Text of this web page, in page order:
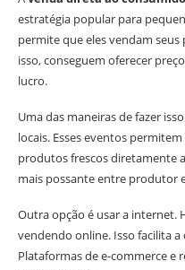
estratégia popular para
permite que eles vendam
isso, conseguem oferecer
lucro.
Uma das maneiras de fazer
locais. Esses eventos
produtos frescos diretamente
mais possante entre produtor
Outra opção é usar a internet.
vendendo online. Isso facilita a
Plataformas de e-commerce e